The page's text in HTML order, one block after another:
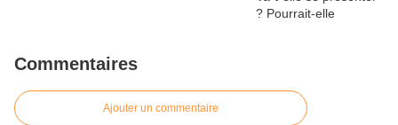
Commentaires
Ajouter un commentaire